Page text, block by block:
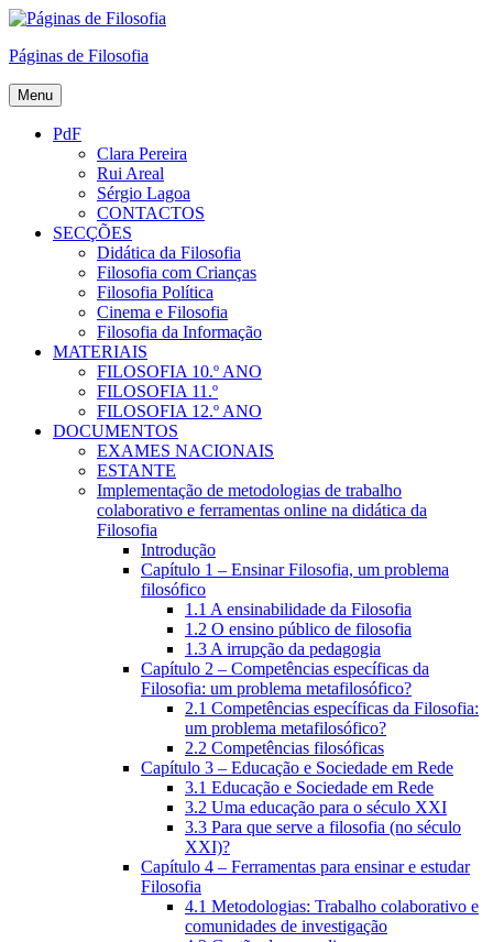
Skip
content
Páginas de Filosofia
Menu
PdF
Clara Pereira
Rui Areal
Sérgio Lagoa
CONTACTOS
SECÇÕES
Didática da Filosofia
Filosofia com Crianças
Filosofia Política
Cinema e Filosofia
Filosofia da Informação
MATERIAIS
FILOSOFIA 10.º ANO
FILOSOFIA 11.º
FILOSOFIA 12.º ANO
DOCUMENTOS
EXAMES NACIONAIS
ESTANTE
Implementação de metodologias de trabalho
colaborativo e ferramentas online na didática da
Filosofia
Introdução
Capítulo 1 – Ensinar Filosofia, um problema
filosófico
1.1 A ensinabilidade da Filosofia
1.2 O ensino público de filosofia
1.3 A irrupção da pedagogia
Capítulo 2 – Competências específicas da
Filosofia: um problema metafilosófico?
2.1 Competências específicas da Filosofia:
um problema metafilosófico?
2.2 Competências filosóficas
Capítulo 3 – Educação e Sociedade em Rede
3.1 Educação e Sociedade em Rede
3.2 Uma educação para o século XXI
3.3 Para que serve a filosofia (no século
XXI)?
Capítulo 4 – Ferramentas para ensinar e estudar
Filosofia
4.1 Metodologias: Trabalho colaborativo e
comunidades de investigação